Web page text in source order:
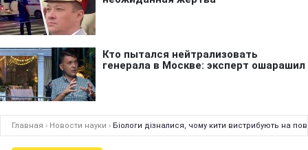
Главная › Новости науки › Біологи дізналися, чому кити вистрибують на